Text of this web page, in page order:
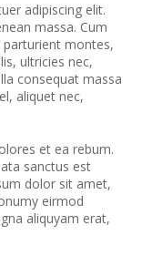
adipiscing elit.
massa. Cum
parturient montes,
ultricies nec,
consequat massa
aliquet nec,
et ea rebum.
sanctus est
dolor sit amet,
eirmod
aliquyam erat,